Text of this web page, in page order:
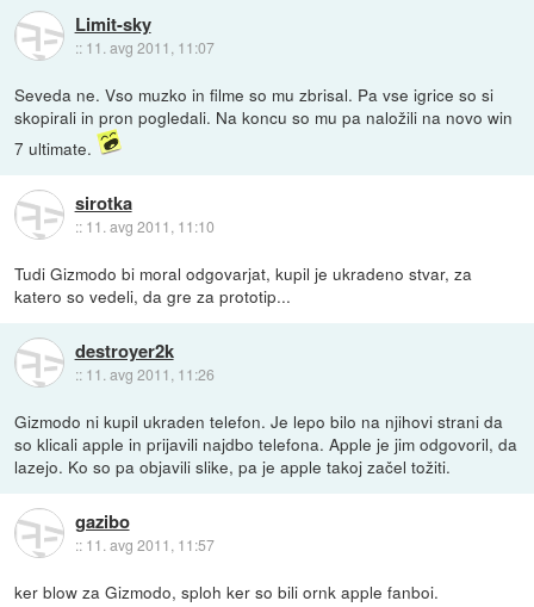
Limit-sky
:: 11. avg 2011, 11:07
Seveda ne. Vso muzko in filme so mu zbrisal. Pa vse igrice so si
skopirali in pron pogledali. Na koncu so mu pa naložili na novo win
7 ultimate.
sirotka
:: 11. avg 2011, 11:10
Tudi Gizmodo bi moral odgovarjat, kupil je ukradeno stvar, za
katero so vedeli, da gre za prototip...
destroyer2k
:: 11. avg 2011, 11:26
Gizmodo ni kupil ukraden telefon. Je lepo bilo na njihovi strani da
so klicali apple in prijavili najdbo telefona. Apple je jim odgovoril, da
lazejo. Ko so pa objavili slike, pa je apple takoj začel tožiti.
gazibo
:: 11. avg 2011, 11:57
ker blow za Gizmodo, sploh ker so bili ornk apple fanboi.